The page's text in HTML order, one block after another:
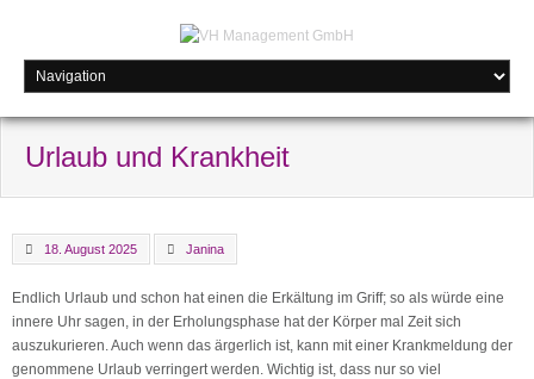
Urlaub und Krankheit
18. August 2025 Janina
Endlich Urlaub und schon hat einen die Erkältung im Griff; so als würde eine
innere Uhr sagen, in der Erholungsphase hat der Körper mal Zeit sich
auszukurieren. Auch wenn das ärgerlich ist, kann mit einer Krankmeldung der
genommene Urlaub verringert werden. Wichtig ist, dass nur so viel